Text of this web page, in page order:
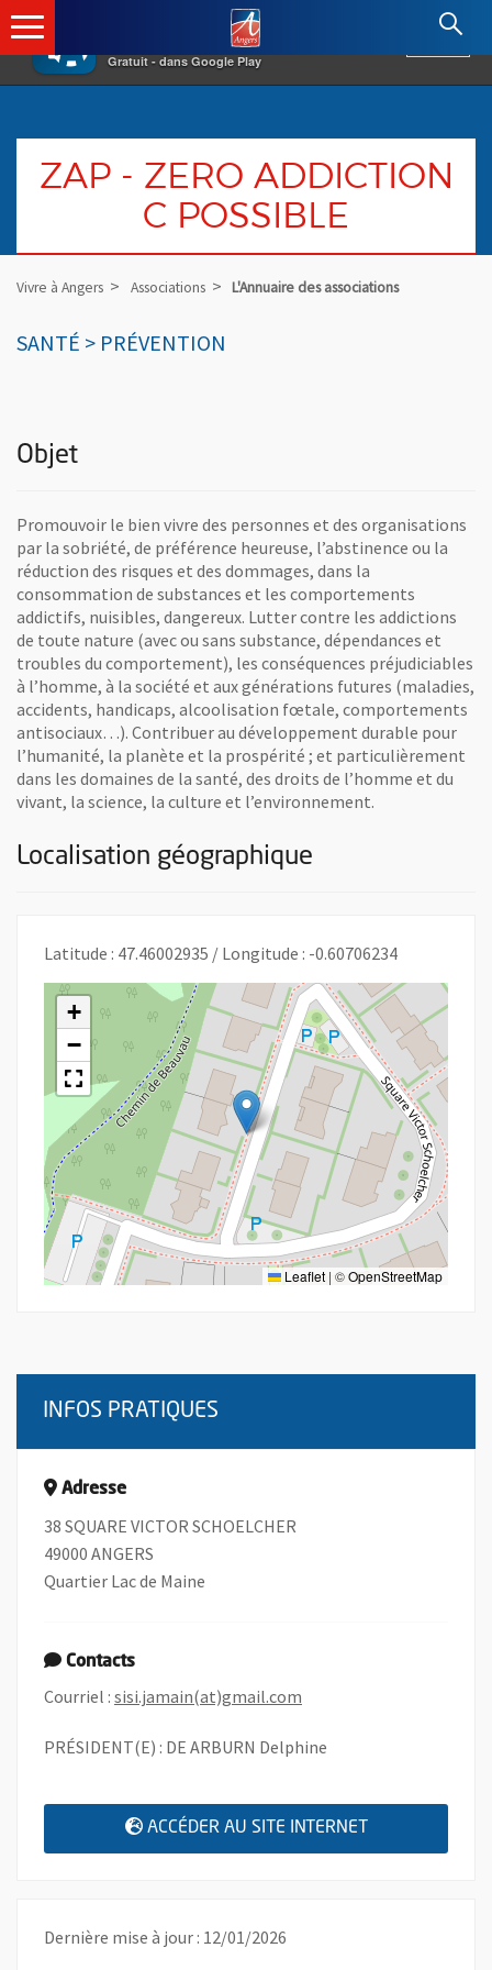
×
Gratuit - dans Google Play
Angers.fr : Retour à l'accueil
ZAP - ZERO ADDICTION
C POSSIBLE
Vivre à Angers Associations L'Annuaire des associations
SANTÉ > PRÉVENTION
Objet
Promouvoir le bien vivre des personnes et des organisations
par la sobriété, de préférence heureuse, l’abstinence ou la
réduction des risques et des dommages, dans la
consommation de substances et les comportements
addictifs, nuisibles, dangereux. Lutter contre les addictions
de toute nature (avec ou sans substance, dépendances et
troubles du comportement), les conséquences préjudiciables
à l’homme, à la société et aux générations futures (maladies,
accidents, handicaps, alcoolisation fœtale, comportements
antisociaux…). Contribuer au développement durable pour
l’humanité, la planète et la prospérité ; et particulièrement
dans les domaines de la santé, des droits de l’homme et du
vivant, la science, la culture et l’environnement.
Localisation géographique
Latitude : 47.46002935 / Longitude : -0.60706234
+
−
Leaflet | ©OpenStreetMap
INFOS PRATIQUES
Adresse
38 SQUARE VICTOR SCHOELCHER
49000 ANGERS
Quartier Lac de Maine
Contacts
Courriel : sisi.jamain(at)gmail.com
PRÉSIDENT(E) : DE ARBURN Delphine
ACCÉDER AU SITE INTERNET , OUVRE UNE
Dernière mise à jour : 12/01/2026